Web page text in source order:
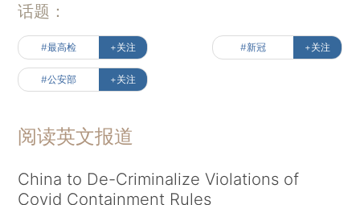
话题：
#最高检 +关注 #新冠 +关注
#公安部 +关注
阅读英文报道
China to De-Criminalize Violations of
Covid Containment Rules